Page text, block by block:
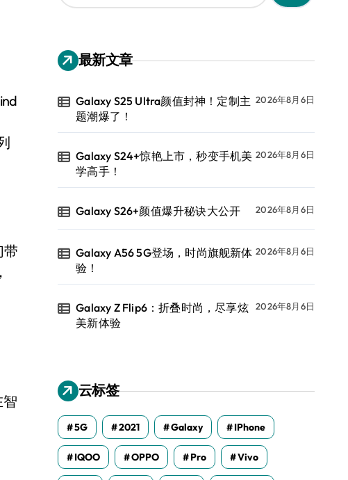
带
智
：
最新文章
Galaxy S25 Ultra颜值封神！定制主
题潮爆了！
2026年8月6日
Galaxy S24+惊艳上市，秒变手机美
学高手！
2026年8月6日
Galaxy S26+颜值爆升秘诀大公开 2026年8月6日
Galaxy A56 5G登场，时尚旗舰新体
验！
2026年8月6日
Galaxy Z Flip6：折叠时尚，尽享炫
美新体验
2026年8月6日
云标签
5G 2021 Galaxy IPhone
IQOO OPPO Pro Vivo